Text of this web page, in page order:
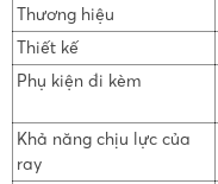
Thương hiệu
Thiết kế
Phụ kiện đi kèm
Khả năng chịu lực của
ray